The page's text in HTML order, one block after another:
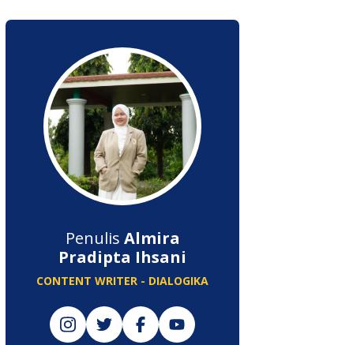
Penulis Almira
Pradipta Ihsani
CONTENT WRITER - DIALOGIKA